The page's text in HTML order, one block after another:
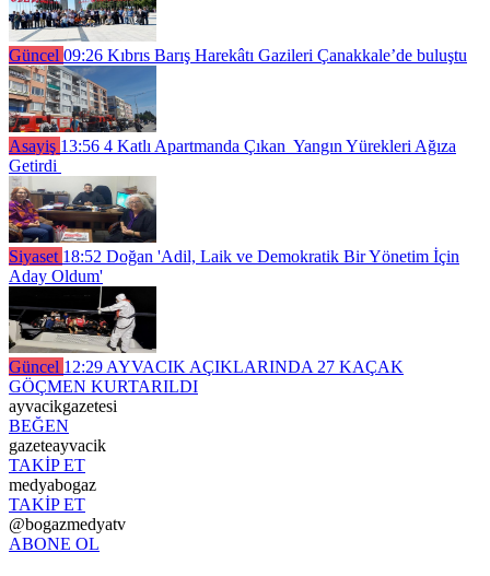
Güncel 09:26 Kıbrıs Barış Harekâtı Gazileri Çanakkale’de buluştu
Asayiş 13:56 4 Katlı Apartmanda Çıkan Yangın Yürekleri Ağıza
Getirdi
Siyaset 18:52 Doğan 'Adil, Laik ve Demokratik Bir Yönetim İçin
Aday Oldum'
Güncel 12:29 AYVACIK AÇIKLARINDA 27 KAÇAK
GÖÇMEN KURTARILDI
ayvacikgazetesi
BEĞEN
gazeteayvacik
TAKİP ET
medyabogaz
TAKİP ET
@bogazmedyatv
ABONE OL